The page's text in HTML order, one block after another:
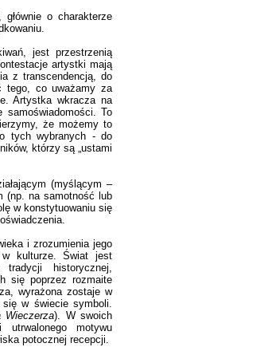
o charakterze
jest przestrzenią
artystki mają
z transcendencją, do
tego, co uważamy za
Artystka wkracza na
samoświadomości. To
że możemy to
tych wybranych - do
którzy są „ustami
(myślącym –
(np. na samotność lub
w konstytuowaniu się
i zrozumienia jego
kulturze. Świat jest
historycznej,
się poprzez rozmaite
wyrażona zostaje w
w świecie symboli.
Wieczerza). W swoich
motywu
potocznej recepcji.